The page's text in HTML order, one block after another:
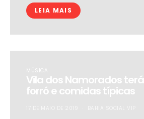
LEIA MAIS
MÚSICA
Vila dos Namorados
forró e comidas típicas